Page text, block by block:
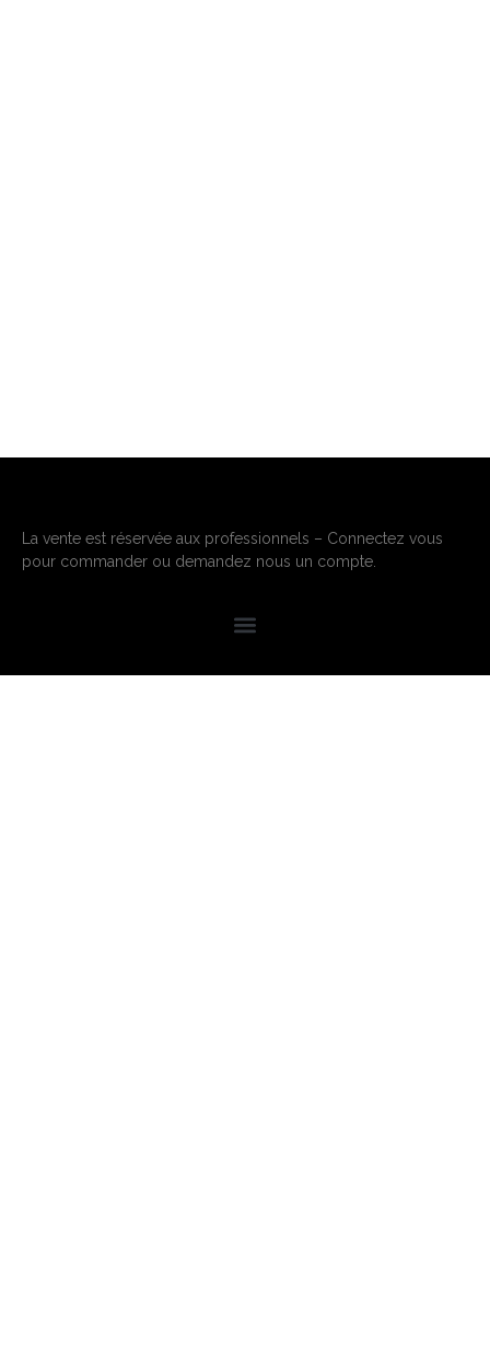
La vente est réservée aux professionnels – Connectez vous
pour commander ou demandez nous un compte.